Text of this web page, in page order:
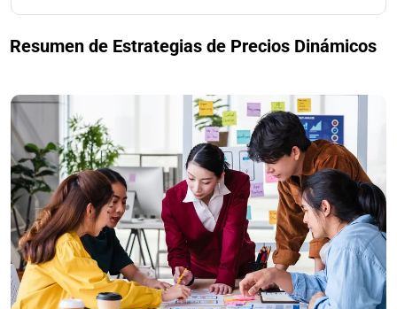
Resumen de Estrategias de Precios Dinámicos